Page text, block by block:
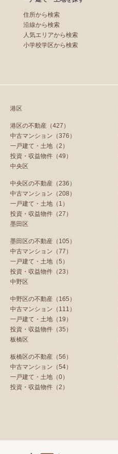
住所から検索
沿線から検索
人気エリアから検索
小学校学区から検索
港区
港区の不動産（427）
中古マンション（376）
一戸建て・土地（2）
投資・収益物件（49）
中央区
中央区の不動産（236）
中古マンション（208）
一戸建て・土地（1）
投資・収益物件（27）
墨田区
墨田区の不動産（105）
中古マンション（77）
一戸建て・土地（5）
投資・収益物件（23）
中野区
中野区の不動産（165）
中古マンション（111）
一戸建て・土地（19）
投資・収益物件（35）
板橋区
板橋区の不動産（56）
中古マンション（54）
一戸建て・土地（0）
投資・収益物件（2）